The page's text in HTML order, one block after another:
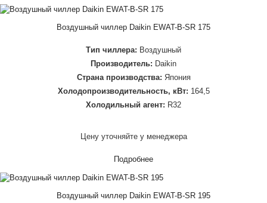
Воздушный чиллер Daikin EWAT-B-SR 175
Тип чиллера: Воздушный
Производитель: Daikin
Страна производства: Япония
Холодопроизводительность, кВт: 164,5
Холодильный агент: R32
Цену уточняйте у менеджера
Подробнее
Воздушный чиллер Daikin EWAT-B-SR 195